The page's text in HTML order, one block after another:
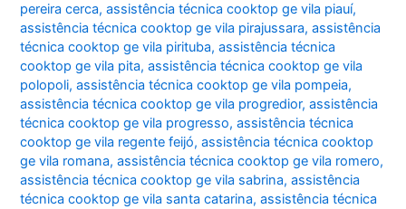
pereira cerca,assistência técnica cooktop ge vila piauí,
assistência técnica cooktop ge vila pirajussara,assistência
técnica cooktop ge vila pirituba,assistência técnica
cooktop ge vila pita,assistência técnica cooktop ge vila
polopoli,assistência técnica cooktop ge vila pompeia,
assistência técnica cooktop ge vila progredior,assistência
técnica cooktop ge vila progresso,assistência técnica
cooktop ge vila regente feijó,assistência técnica cooktop
ge vila romana,assistência técnica cooktop ge vila romero,
assistência técnica cooktop ge vila sabrina,assistência
técnica cooktop ge vila santa catarina,assistência técnica